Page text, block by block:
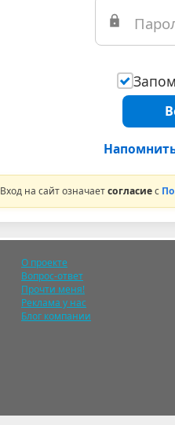
Вход на сайт означаетсогласиес
О проекте
Вопрос-ответ
Прочти меня!
Реклама у нас
Блог компании